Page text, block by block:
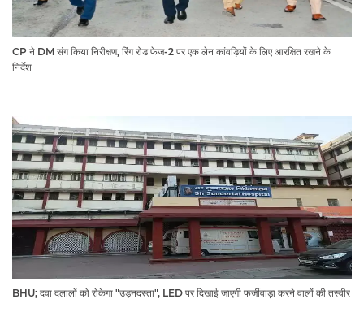
CP ने DM संग किया निरीक्षण, रिंग रोड फेज-2 पर एक लेन कांवड़ियों के लिए आरक्षित रखने के
निर्देश
BHU; दवा दलालों को रोकेगा "उड़नदस्ता", LED पर दिखाई जाएगी फर्जीवाड़ा करने वालों की तस्वीर